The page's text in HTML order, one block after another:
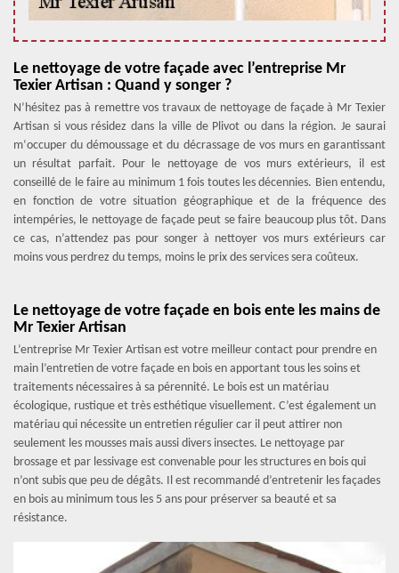
Le nettoyage de votre façade avec l’entreprise Mr
Texier Artisan : Quand y songer ?
N’hésitez pas à remettre vos travaux de nettoyage de façade à Mr Texier
Artisan si vous résidez dans la ville de Plivot ou dans la région. Je saurai
m‘occuper du démoussage et du décrassage de vos murs en garantissant
un résultat parfait. Pour le nettoyage de vos murs extérieurs, il est
conseillé de le faire au minimum 1 fois toutes les décennies. Bien entendu,
en fonction de votre situation géographique et de la fréquence des
intempéries, le nettoyage de façade peut se faire beaucoup plus tôt. Dans
ce cas, n’attendez pas pour songer à nettoyer vos murs extérieurs car
moins vous perdrez du temps, moins le prix des services sera coûteux.
Le nettoyage de votre façade en bois ente les mains de
Mr Texier Artisan
L’entreprise Mr Texier Artisan est votre meilleur contact pour prendre en
main l’entretien de votre façade en bois en apportant tous les soins et
traitements nécessaires à sa pérennité. Le bois est un matériau
écologique, rustique et très esthétique visuellement. C’est également un
matériau qui nécessite un entretien régulier car il peut attirer non
seulement les mousses mais aussi divers insectes. Le nettoyage par
brossage et par lessivage est convenable pour les structures en bois qui
n’ont subis que peu de dégâts. Il est recommandé d’entretenir les façades
en bois au minimum tous les 5 ans pour préserver sa beauté et sa
résistance.